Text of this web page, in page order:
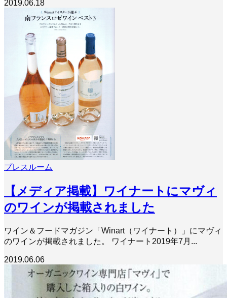
2019.06.18
プレスルーム
【メディア掲載】ワイナートにマヴィ
のワインが掲載されました
ワイン＆フードマガジン「Winart（ワイナート）」にマヴィ
のワインが掲載されました。 ワイナート2019年7月...
2019.06.06